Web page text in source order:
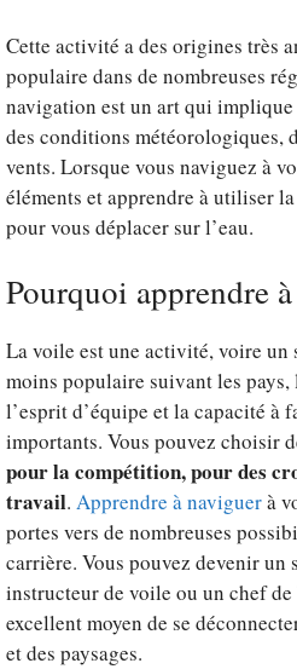
Cette activité a des origines très
populaire dans de nombreuses
navigation est un art qui implique
des conditions météorologiques,
vents. Lorsque vous naviguez à
éléments et apprendre à utiliser
pour vous déplacer sur l’eau.
Pourquoi apprendre
La voile est une activité, voire un
moins populaire suivant les
l’esprit d’équipe et la capacité à
importants. Vous pouvez choisir
pour la compétition, pour des
travail. Apprendre à naviguerà
portes vers de nombreuses
carrière. Vous pouvez devenir
instructeur de voile ou un chef
excellent moyen de se
et des paysages.